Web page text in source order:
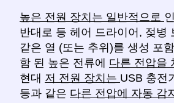
높은 전원 장치는 일반적으로
반대로 등 헤어 드라이어, 젖병
같은 열 (또는 추위)를 생성 포
함 된 높은 전류에 다른 전압을
현대 저 전원 장치는 USB 충전
등과 같은 다른 전압에 자동 감